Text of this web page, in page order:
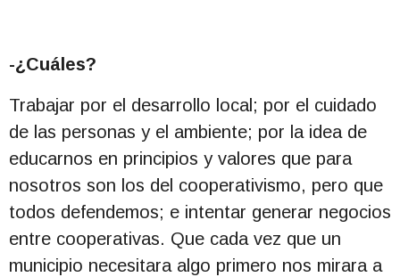
-¿Cuáles?
Trabajar por el desarrollo local; por el cuidado
de las personas y el ambiente; por la idea de
educarnos en principios y valores que para
nosotros son los del cooperativismo, pero que
todos defendemos; e intentar generar negocios
entre cooperativas. Que cada vez que un
municipio necesitara algo primero nos mirara a